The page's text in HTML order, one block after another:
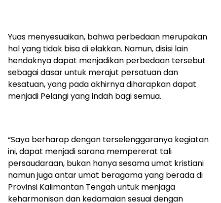
Yuas menyesuaikan, bahwa perbedaan merupakan
hal yang tidak bisa di elakkan. Namun, disisi lain
hendaknya dapat menjadikan perbedaan tersebut
sebagai dasar untuk merajut persatuan dan
kesatuan, yang pada akhirnya diharapkan dapat
menjadi Pelangi yang indah bagi semua.
“Saya berharap dengan terselenggaranya kegiatan
ini, dapat menjadi sarana mempererat tali
persaudaraan, bukan hanya sesama umat kristiani
namun juga antar umat beragama yang berada di
Provinsi Kalimantan Tengah untuk menjaga
keharmonisan dan kedamaian sesuai dengan